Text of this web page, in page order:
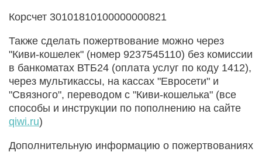
Корсчет 30101810100000000821
Также сделать пожертвование можно через
"Киви-кошелек" (номер 9237545110) без комиссии
в банкоматах ВТБ24 (оплата услуг по коду 1412),
через мультикассы, на кассах "Евросети" и
"Связного", переводом с "Киви-кошелька" (все
способы и инструкции по пополнению на сайте
qiwi.ru)
Дополнительную информацию о пожертвованиях